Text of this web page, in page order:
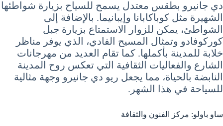
دي جانيرو بطقس معتدل يسمح للسياح بزيارة شواطئها
الشهيرة مثل كوباكابانا وإيبانيما. بالإضافة إلى
الشواطئ، يمكن للزوار الاستمتاع بزيارة جبل
كوركوفادو وتمثال المسيح الفادي، الذي يوفر مناظر
خلابة للمدينة بأكملها. كما تقام العديد من مهرجانات
الشارع والفعاليات الثقافية التي تعكس روح المدينة
النابضة بالحياة، مما يجعل ريو دي جانيرو وجهة مثالية
للسياحة في هذا الشهر.
ساو باولو: مركز الفنون والثقافة